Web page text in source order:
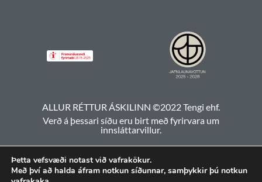
ALLUR RÉTTUR ÁSKILINN ©2022 Tengi ehf.
Verð á þessari síðu eru birt með fyrirvara um
innsláttarvillur.
Þetta vefsvæði notast við vafrakökur.
Með því að halda áfram notkun síðunnar, samþykkir þú notkun